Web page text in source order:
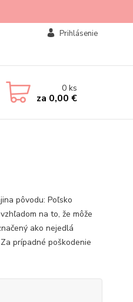
Prihlásenie
0ks
za 0,00 €
pôvodu: Poľsko
na to, že môže
ako nejedlá
prípadné poškodenie